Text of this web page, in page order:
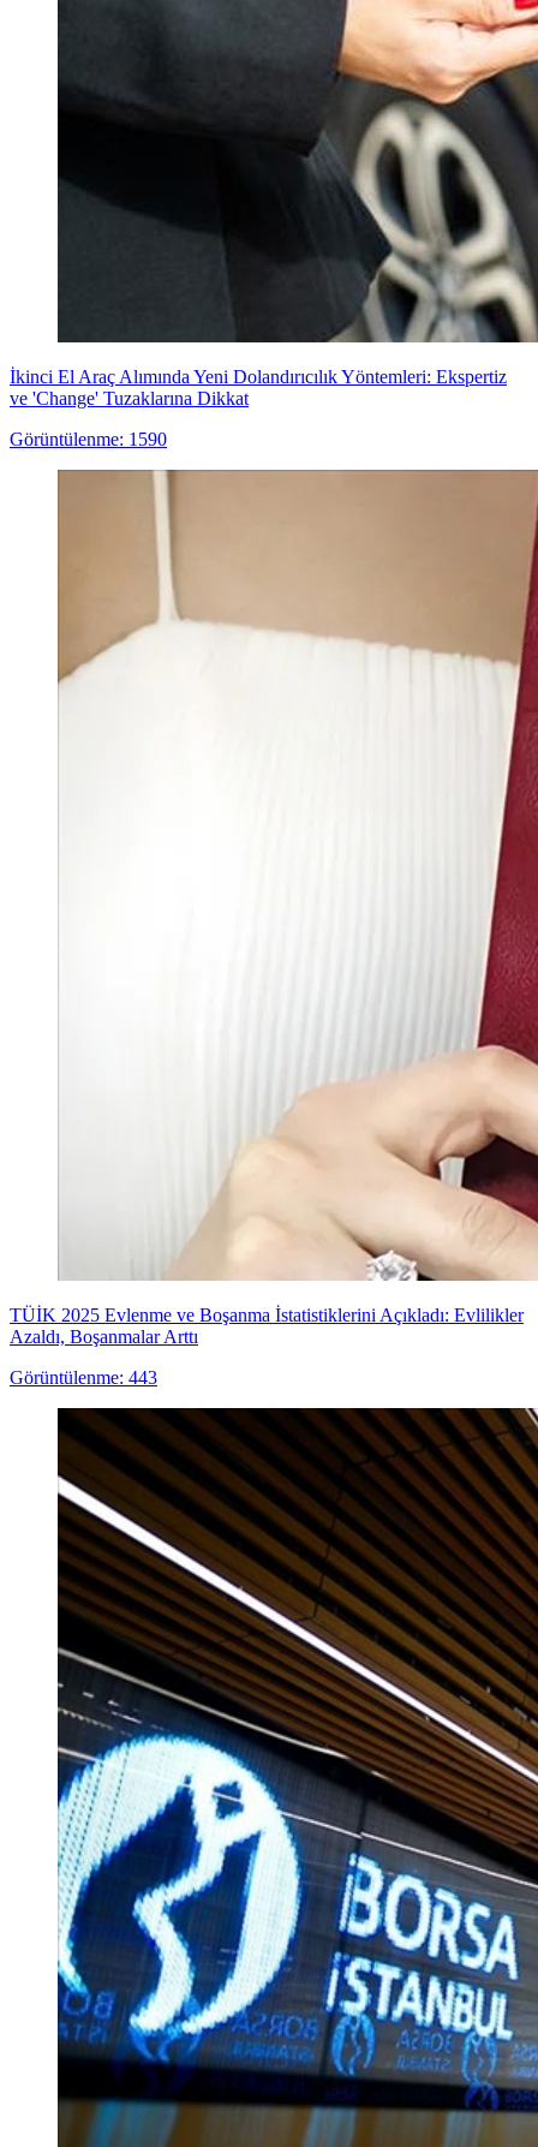
İkinci El Araç Alımında Yeni Dolandırıcılık Yöntemleri: Ekspertiz
ve 'Change' Tuzaklarına Dikkat
Görüntülenme: 1590
TÜİK 2025 Evlenme ve Boşanma İstatistiklerini Açıkladı: Evlilikler
Azaldı, Boşanmalar Arttı
Görüntülenme: 443